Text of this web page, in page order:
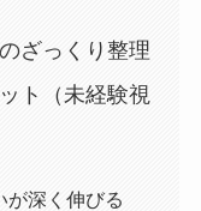
ざっくり整理
ト（未経験視
が深く伸びる